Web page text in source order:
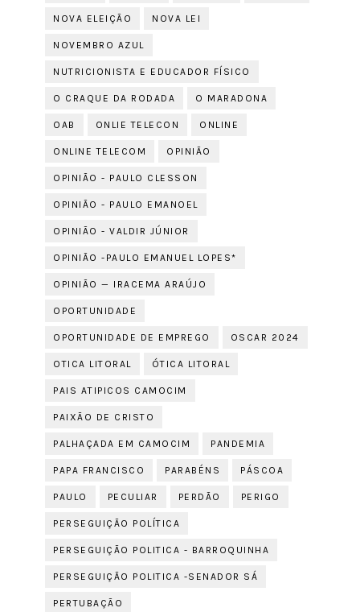
NOVA ELEIÇÃO NOVA LEI
NOVEMBRO AZUL
NUTRICIONISTA E EDUCADOR FÍSICO
O CRAQUE DA RODADA O MARADONA
OAB ONLIE TELECON ONLINE
ONLINE TELECOM OPINIÃO
OPINIÃO - PAULO CLESSON
OPINIÃO - PAULO EMANOEL
OPINIÃO - VALDIR JÚNIOR
OPINIÃO -PAULO EMANUEL LOPES*
OPINIÃO — IRACEMA ARAÚJO
OPORTUNIDADE
OPORTUNIDADE DE EMPREGO OSCAR 2024
OTICA LITORAL ÓTICA LITORAL
PAIS ATIPICOS CAMOCIM
PAIXÃO DE CRISTO
PALHAÇADA EM CAMOCIM PANDEMIA
PAPA FRANCISCO PARABÉNS PÁSCOA
PAULO PECULIAR PERDÃO PERIGO
PERSEGUIÇÃO POLÍTICA
PERSEGUIÇÃO POLITICA - BARROQUINHA
PERSEGUIÇÃO POLITICA -SENADOR SÁ
PERTUBAÇÃO